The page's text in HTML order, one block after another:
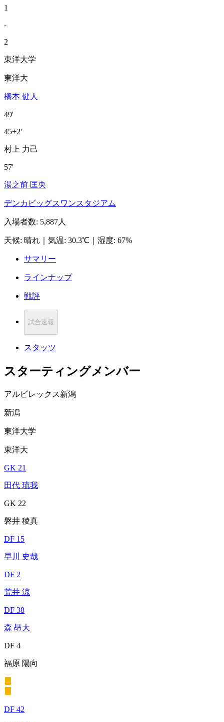
1
-
2
東洋大学
東洋大
橋本 健人
49'
45+2'
村上 力己
57'
湯之前 匡央
デンカビッグスワンスタジアム
入場者数: 5,887人
天候: 晴れ 気温: 30.3℃ 湿度: 67%
サマリー
ラインナップ
戦評
試合速報
スタッツ
スターティングメンバー
アルビレックス新潟
新潟
東洋大学
東洋大
GK 21
田代 琉我
GK 22
磐井 稜真
DF 15
早川 史哉
DF 2
荒井 涼
DF 38
森 昂大
DF 4
福原 陽向
DF 42